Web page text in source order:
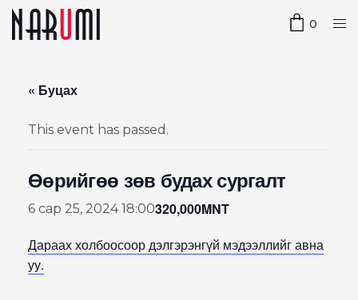
0
« Буцах
This event has passed.
Өөрийгөө зөв будах сургалт
6 сар 25, 2024 18:00320,000MNT
Дараах холбоосоор дэлгэрэнгүй мэдээллийг авна
уу.